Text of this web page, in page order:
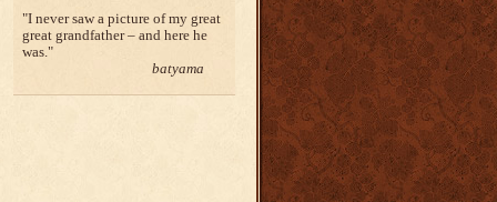
I never saw a picture of my great
great grandfather – and here he
was.
batyama